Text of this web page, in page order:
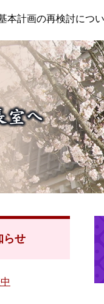
本計画の再検討につ
らせ